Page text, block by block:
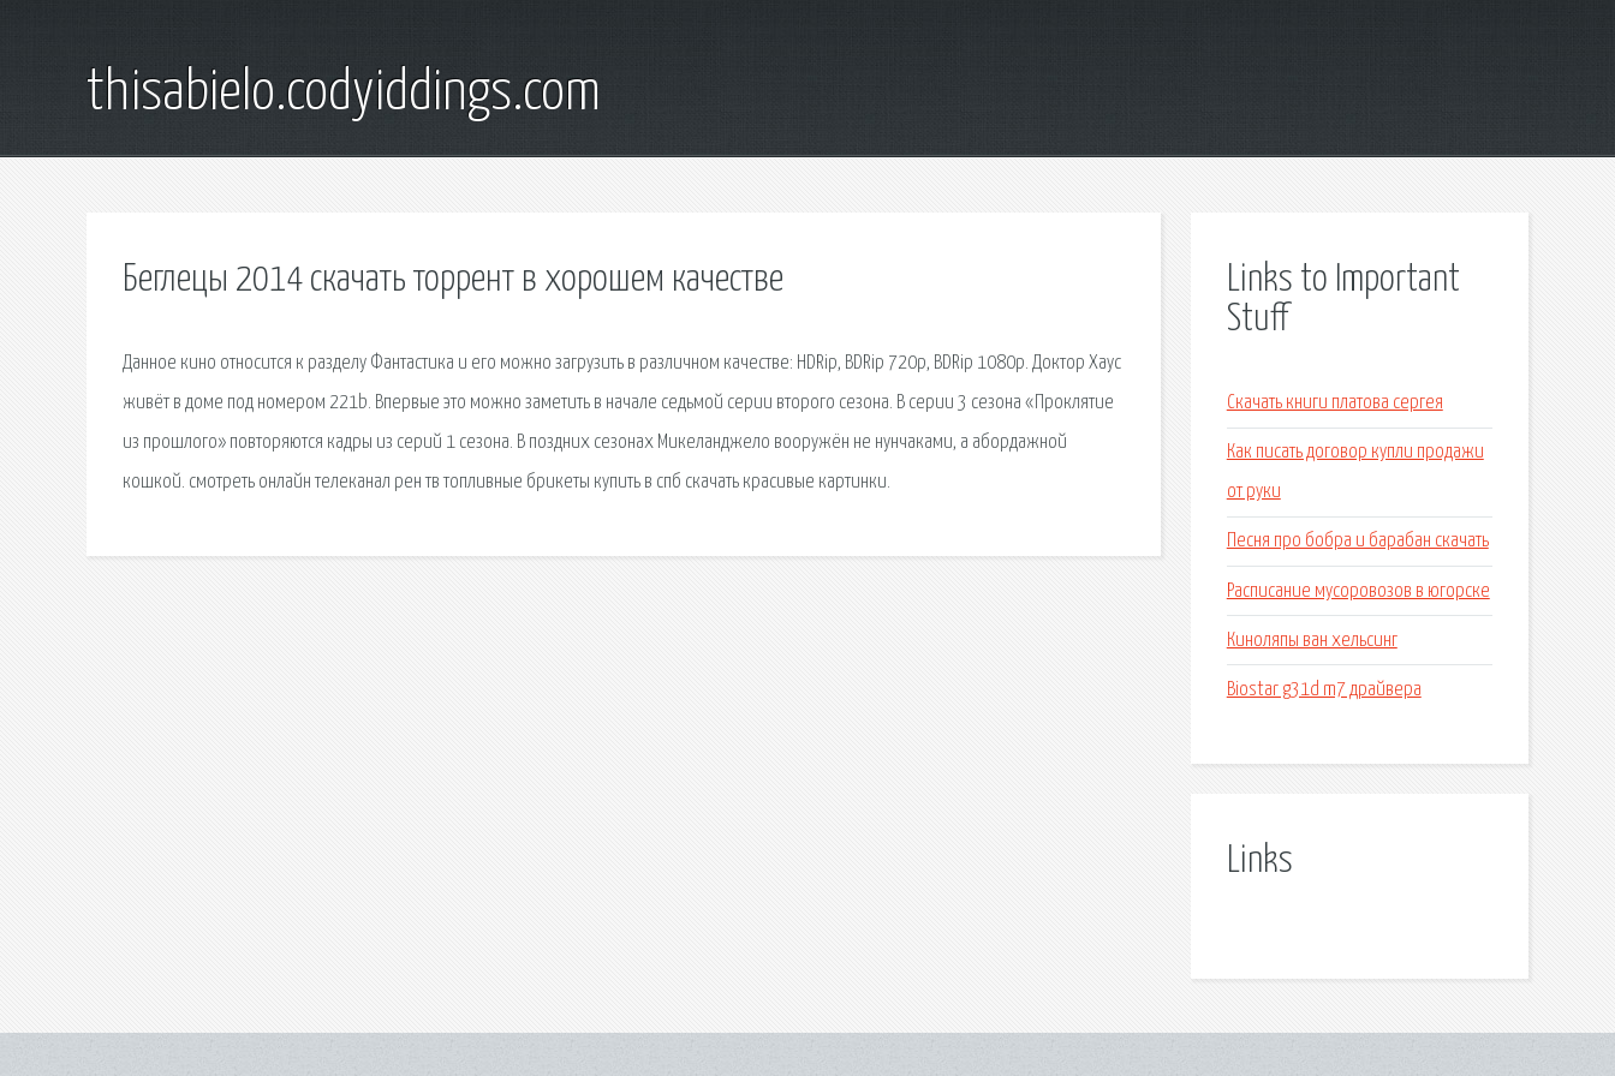
thisabielo.codyiddings.com
Беглецы 2014 скачать торрент в хорошем качестве
Данное кино относится к разделу Фантастика и его можно загрузить в различном качестве: HDRip, BDRip 720p, BDRip 1080p. Доктор Хаус
живёт в доме под номером 221b. Впервые это можно заметить в начале седьмой серии второго сезона. В серии 3 сезона «Проклятие
из прошлого» повторяются кадры из серий 1 сезона. В поздних сезонах Микеланджело вооружён не нунчаками, а абордажной
кошкой. смотреть онлайн телеканал рен тв топливные брикеты купить в спб скачать красивые картинки.
Links to Important
Stuff
Скачать книги платова сергея
Как писать договор купли продажи
от руки
Песня про бобра и барабан скачать
Расписание мусоровозов в югорске
Киноляпы ван хельсинг
Biostar g31d m7 драйвера
Links